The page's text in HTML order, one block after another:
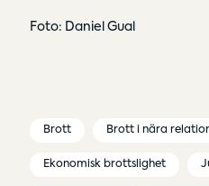
Foto: Daniel Gual
Brott Brott i nära
Ekonomisk brottslighet